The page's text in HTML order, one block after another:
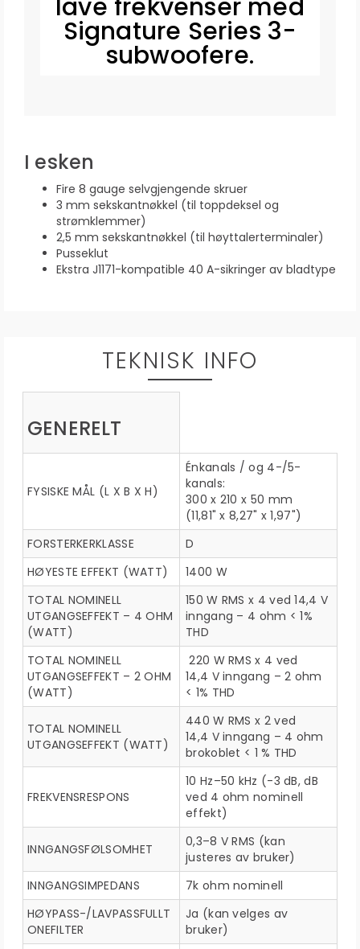
lave frekvenser med
Signature Series 3-
subwoofere.
I esken
Fire 8 gauge selvgjengende skruer
3 mm sekskantnøkkel (til toppdeksel og
strømklemmer)
2,5 mm sekskantnøkkel (til høyttalerterminaler)
Pusseklut
Ekstra J1171-kompatible 40 A-sikringer av bladtype
TEKNISK INFO
GENERELT
FYSISKE MÅL (L X B X H)
Énkanals / og 4-/5-
kanals:
300 x 210 x 50 mm
(11,81" x 8,27" x 1,97")
FORSTERKERKLASSE
D
HØYESTE EFFEKT (WATT)
1400 W
TOTAL NOMINELL
UTGANGSEFFEKT – 4 OHM
(WATT)
150 W RMS x 4 ved 14,4 V
inngang – 4 ohm < 1%
THD
TOTAL NOMINELL
UTGANGSEFFEKT – 2 OHM
(WATT)
220 W RMS x 4 ved
14,4 V inngang – 2 ohm
< 1% THD
TOTAL NOMINELL
UTGANGSEFFEKT (WATT)
440 W RMS x 2 ved
14,4 V inngang – 4 ohm
brokoblet < 1 % THD
FREKVENSRESPONS
10 Hz–50 kHz (-3 dB, dB
ved 4 ohm nominell
effekt)
INNGANGSFØLSOMHET
0,3–8 V RMS (kan
justeres av bruker)
INNGANGSIMPEDANS
7k ohm nominell
HØYPASS-/LAVPASSFULLT
ONEFILTER
Ja (kan velges av
bruker)